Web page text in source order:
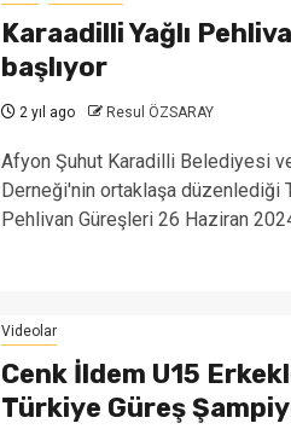
Karaadilli Yağlı
başlıyor
2 yıl ago Resul ÖZSARAY
Afyon Şuhut Karadilli Belediyesi
Derneği'nin ortaklaşa düzenlediği
Pehlivan Güreşleri 26 Haziran
Videolar
Cenk İldem U15
Türkiye Güreş